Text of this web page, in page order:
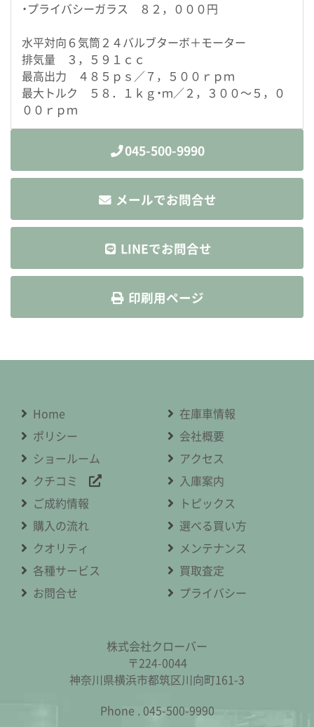
・プライバシーガラス ８２，０００円
水平対向６気筒２４バルブターボ＋モーター
排気量 ３，５９１ｃｃ
最高出力 ４８５ｐｓ／７，５００ｒｐｍ
最大トルク ５８．１ｋｇ・ｍ／２，３００～５，０
００ｒｐｍ
045-500-9990
メールでお問合せ
LINEでお問合せ
印刷用ページ
Home
在庫車情報
ポリシー
会社概要
ショールーム
アクセス
クチコミ
入庫案内
ご成約情報
トピックス
購入の流れ
選べる買い方
クオリティ
メンテナンス
各種サービス
買取査定
お問合せ
プライバシー
株式会社クローバー
〒224-0044
神奈川県横浜市都筑区川向町161-3
Phone . 045-500-9990